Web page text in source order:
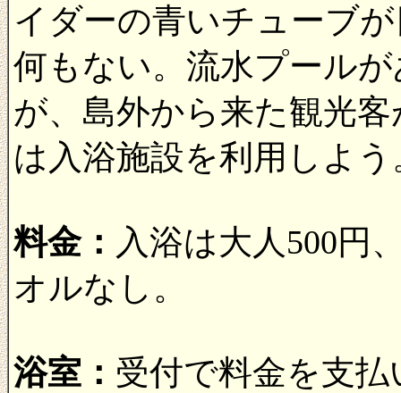
イダーの青いチューブ
何もない。流水プール
が、島外から来た観光
は入浴施設を利用しよう
料金： 入浴は大人500円
オルなし。
浴室： 受付で料金を支